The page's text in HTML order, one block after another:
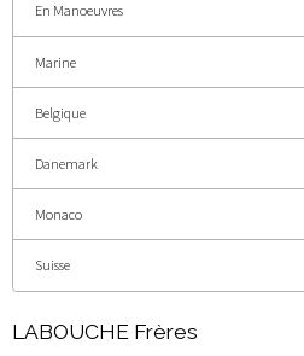
En Manoeuvres
Marine
Belgique
Danemark
Monaco
Suisse
LABOUCHE Frères